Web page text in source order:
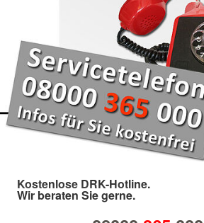
Kostenlose DRK-Hotline.
Wir beraten Sie gerne.